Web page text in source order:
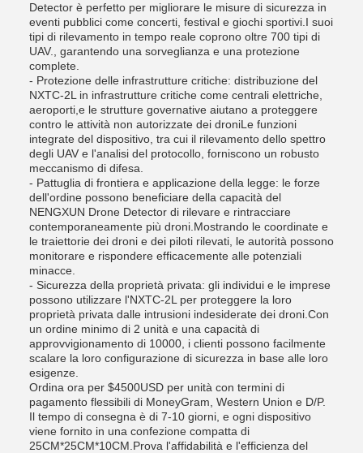
Detector è perfetto per migliorare le misure di sicurezza in
eventi pubblici come concerti, festival e giochi sportivi.I suoi
tipi di rilevamento in tempo reale coprono oltre 700 tipi di
UAV., garantendo una sorveglianza e una protezione
complete.
- Protezione delle infrastrutture critiche: distribuzione del
NXTC-2L in infrastrutture critiche come centrali elettriche,
aeroporti,e le strutture governative aiutano a proteggere
contro le attività non autorizzate dei droniLe funzioni
integrate del dispositivo, tra cui il rilevamento dello spettro
degli UAV e l'analisi del protocollo, forniscono un robusto
meccanismo di difesa.
- Pattuglia di frontiera e applicazione della legge: le forze
dell'ordine possono beneficiare della capacità del
NENGXUN Drone Detector di rilevare e rintracciare
contemporaneamente più droni.Mostrando le coordinate e
le traiettorie dei droni e dei piloti rilevati, le autorità possono
monitorare e rispondere efficacemente alle potenziali
minacce.
- Sicurezza della proprietà privata: gli individui e le imprese
possono utilizzare l'NXTC-2L per proteggere la loro
proprietà privata dalle intrusioni indesiderate dei droni.Con
un ordine minimo di 2 unità e una capacità di
approvvigionamento di 10000, i clienti possono facilmente
scalare la loro configurazione di sicurezza in base alle loro
esigenze.
Ordina ora per $4500USD per unità con termini di
pagamento flessibili di MoneyGram, Western Union e D/P.
Il tempo di consegna è di 7-10 giorni, e ogni dispositivo
viene fornito in una confezione compatta di
25CM*25CM*10CM.Prova l'affidabilità e l'efficienza del